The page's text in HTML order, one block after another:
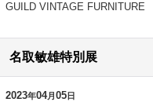
GUILD VINTAGE
名取敏雄特別展
2023年04月05日